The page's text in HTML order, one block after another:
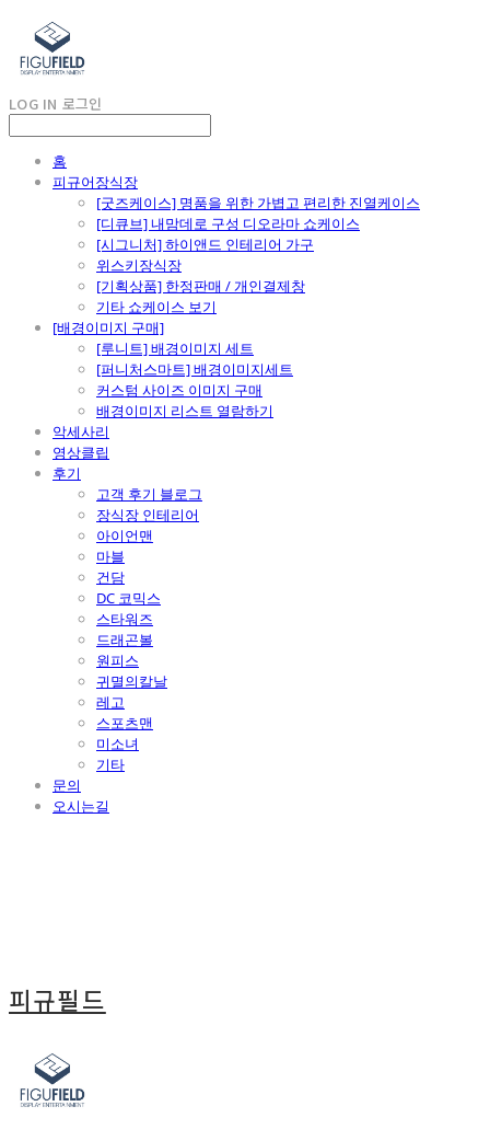
LOG IN 로그인
홈
피규어장식장
[굿즈케이스] 명품을 위한 가볍고 편리한 진열케이스
[디큐브] 내맘데로 구성 디오라마 쇼케이스
[시그니처] 하이앤드 인테리어 가구
위스키장식장
[기획상품] 한정판매 / 개인결제창
기타 쇼케이스 보기
[배경이미지 구매]
[루니트] 배경이미지 세트
[퍼니처스마트] 배경이미지세트
커스텀 사이즈 이미지 구매
배경이미지 리스트 열람하기
악세사리
영상클립
후기
고객 후기 블로그
장식장 인테리어
아이언맨
마블
건담
DC 코믹스
스타워즈
드래곤볼
원피스
귀멸의칼날
레고
스포츠맨
미소녀
기타
문의
오시는길
피규필드